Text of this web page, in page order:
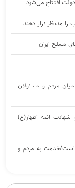
افتتاح می‌شود
را مدنظر قرار دهند
مسلح ایران
مردم و مسئولان
ائمه اطهار(ع)
است/خدمت به مردم و